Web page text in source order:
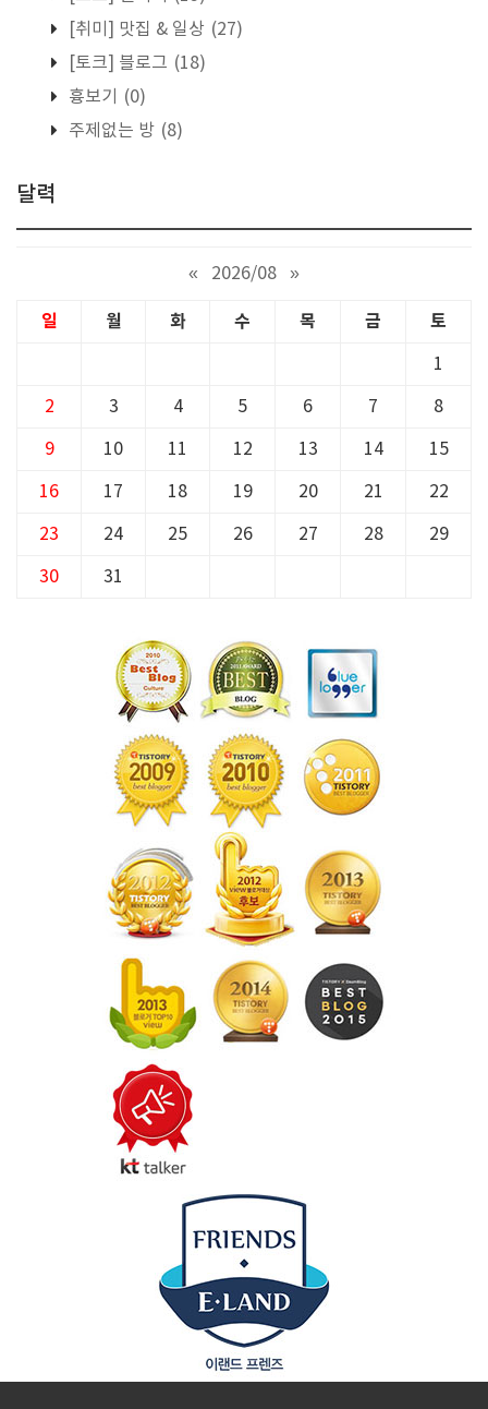
[취미] 맛집 & 일상 (27)
[토크] 블로그 (18)
흉보기
(0)
주제없는 방 (8)
달력
« 2026/08 »
일 월 화 수 목 금 토
1
2 3 4 5 6 7 8
9 10 11 12 13 14 15
16 17 18 19 20 21 22
23 24 25 26 27 28 29
30 31